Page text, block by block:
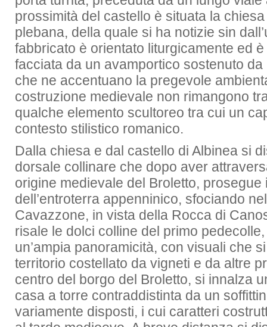
prossimità del castello è situata la
plebana, della quale si ha notizie sin
fabbricato è orientato liturgicamente ed
facciata da un avamportico sostenuto
che ne accentuano la pregevole
costruzione medievale non rimangono
qualche elemento scultoreo tra cui un
contesto stilistico romanico.
Dalla chiesa e dal castello di Albinea si
dorsale collinare che dopo aver
origine medievale del Broletto, prosegue
dell’entroterra appenninico, sfociando
Cavazzone, in vista della Rocca di
risale le dolci colline del primo
un’ampia panoramicità, con visuali che
territorio costellato da vigneti e da altre
centro del borgo del Broletto, si innalza
casa a torre contraddistinta da un
variamente disposti, i cui caratteri